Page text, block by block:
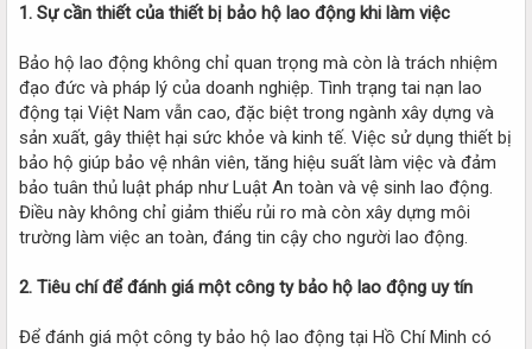
1. Sự cần thiết của thiết bị bảo hộ lao động khi làm việc
Bảo hộ lao động không chỉ quan trọng mà còn là trách nhiệm
đạo đức và pháp lý của doanh nghiệp. Tình trạng tai nạn lao
động tại Việt Nam vẫn cao, đặc biệt trong ngành xây dựng và
sản xuất, gây thiệt hại sức khỏe và kinh tế. Việc sử dụng thiết bị
bảo hộ giúp bảo vệ nhân viên, tăng hiệu suất làm việc và đảm
bảo tuân thủ luật pháp như Luật An toàn và vệ sinh lao động.
Điều này không chỉ giảm thiểu rủi ro mà còn xây dựng môi
trường làm việc an toàn, đáng tin cậy cho người lao động.
2. Tiêu chí để đánh giá một công ty bảo hộ lao động uy tín
Để đánh giá một công ty bảo hộ lao động tại Hồ Chí Minh có